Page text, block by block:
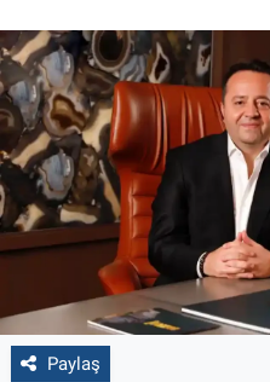
Paylaş